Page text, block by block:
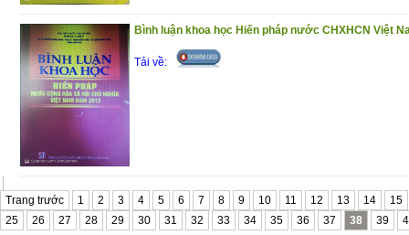
Bình luận khoa học Hiến pháp nước CHXHCN Việt
Tải về:
Trang trước 1 2 3 4 5 6 7 8 9 10 11 12 13 14
15
25
26 27 28 29 30 31 32 33 34 35 36 37 38 39